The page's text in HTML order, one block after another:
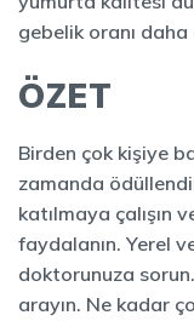
gebelik oranı
ÖZET
Birden çok kişiye
zamanda
katılmaya çalışın
faydalanın. Yerel
doktorunuza
arayın. Ne kadar